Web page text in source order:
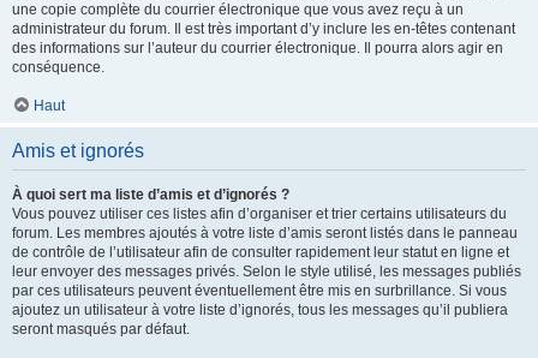
une copie complète du courrier électronique que vous avez reçu à un
administrateur du forum. Il est très important d’y inclure les en-têtes contenant
des informations sur l’auteur du courrier électronique. Il pourra alors agir en
conséquence.
Haut
Amis et ignorés
À quoi sert ma liste d’amis et d’ignorés ?
Vous pouvez utiliser ces listes afin d’organiser et trier certains utilisateurs du
forum. Les membres ajoutés à votre liste d’amis seront listés dans le panneau
de contrôle de l’utilisateur afin de consulter rapidement leur statut en ligne et
leur envoyer des messages privés. Selon le style utilisé, les messages publiés
par ces utilisateurs peuvent éventuellement être mis en surbrillance. Si vous
ajoutez un utilisateur à votre liste d’ignorés, tous les messages qu’il publiera
seront masqués par défaut.